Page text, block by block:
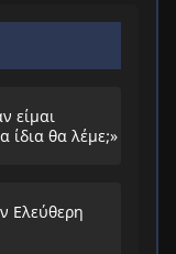
είμαι
ίδια θα λέμε;»
Ελεύθερη